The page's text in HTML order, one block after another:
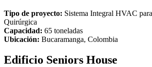
Tipo de proyecto: Sistema Integral HVAC
Quirúrgica
Capacidad: 65 toneladas
Ubicación: Bucaramanga, Colombia
Edificio Seniors House